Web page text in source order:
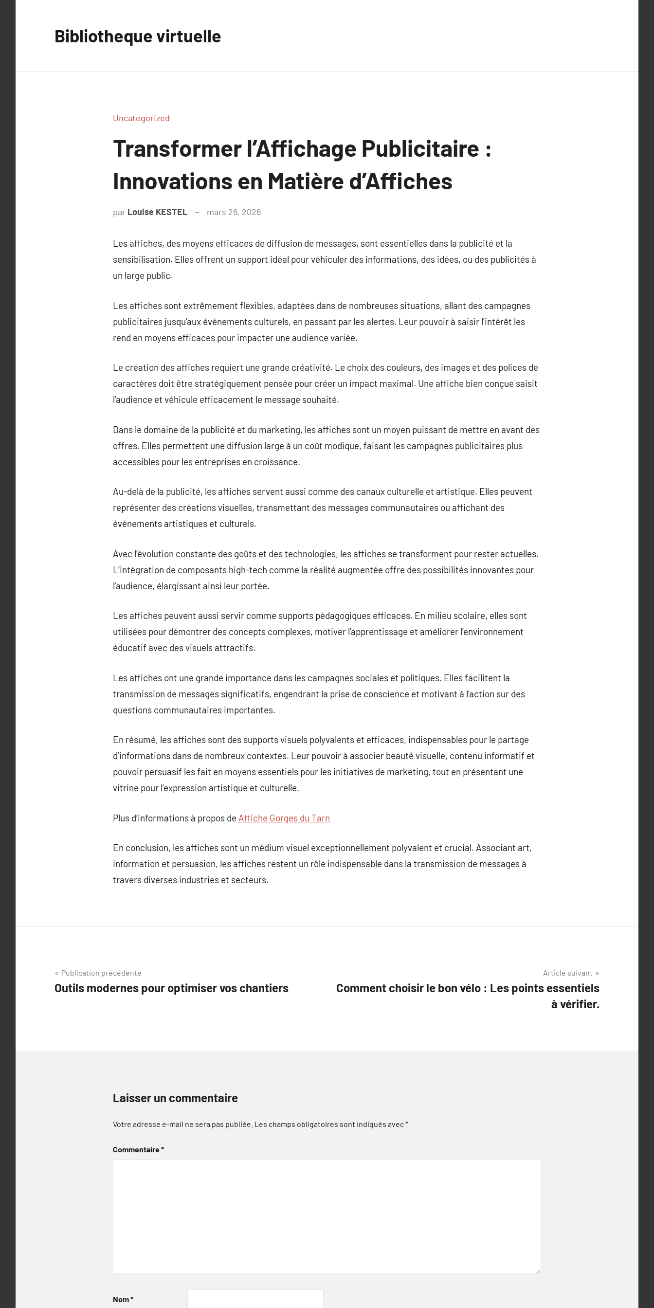
Bibliotheque virtuelle
Uncategorized
Transformer l’Affichage Publicitaire :
Innovations en Matière d’Affiches
par Louise KESTEL mars 26, 2026
Les affiches, des moyens efficaces de diffusion de messages, sont essentielles dans la publicité et la
sensibilisation. Elles offrent un support idéal pour véhiculer des informations, des idées, ou des publicités à
un large public.
Les affiches sont extrêmement flexibles, adaptées dans de nombreuses situations, allant des campagnes
publicitaires jusqu’aux événements culturels, en passant par les alertes. Leur pouvoir à saisir l’intérêt les
rend en moyens efficaces pour impacter une audience variée.
Le création des affiches requiert une grande créativité. Le choix des couleurs, des images et des polices de
caractères doit être stratégiquement pensée pour créer un impact maximal. Une affiche bien conçue saisit
l’audience et véhicule efficacement le message souhaité.
Dans le domaine de la publicité et du marketing, les affiches sont un moyen puissant de mettre en avant des
offres. Elles permettent une diffusion large à un coût modique, faisant les campagnes publicitaires plus
accessibles pour les entreprises en croissance.
Au-delà de la publicité, les affiches servent aussi comme des canaux culturelle et artistique. Elles peuvent
représenter des créations visuelles, transmettant des messages communautaires ou affichant des
événements artistiques et culturels.
Avec l’évolution constante des goûts et des technologies, les affiches se transforment pour rester actuelles.
L’intégration de composants high-tech comme la réalité augmentée offre des possibilités innovantes pour
l’audience, élargissant ainsi leur portée.
Les affiches peuvent aussi servir comme supports pédagogiques efficaces. En milieu scolaire, elles sont
utilisées pour démontrer des concepts complexes, motiver l’apprentissage et améliorer l’environnement
éducatif avec des visuels attractifs.
Les affiches ont une grande importance dans les campagnes sociales et politiques. Elles facilitent la
transmission de messages significatifs, engendrant la prise de conscience et motivant à l’action sur des
questions communautaires importantes.
En résumé, les affiches sont des supports visuels polyvalents et efficaces, indispensables pour le partage
d’informations dans de nombreux contextes. Leur pouvoir à associer beauté visuelle, contenu informatif et
pouvoir persuasif les fait en moyens essentiels pour les initiatives de marketing, tout en présentant une
vitrine pour l’expression artistique et culturelle.
Plus d’informations à propos de Affiche Gorges du Tarn
En conclusion, les affiches sont un médium visuel exceptionnellement polyvalent et crucial. Associant art,
information et persuasion, les affiches restent un rôle indispensable dans la transmission de messages à
travers diverses industries et secteurs.
Navigation
de
Publication précédente
Outils modernes pour optimiser vos chantiers
Article suivant
Comment choisir le bon vélo : Les points essentiels
à vérifier.
Laisser un commentaire
Votre adresse e-mail ne sera pas publiée. Les champs obligatoires sont indiqués avec*
Commentaire*
Nom*